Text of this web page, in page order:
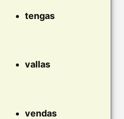
tengas
vallas
vendas